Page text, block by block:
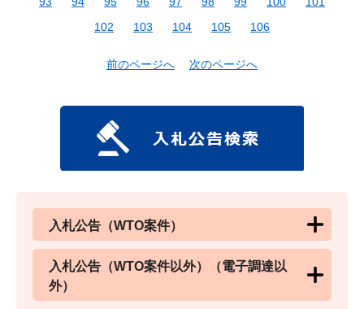
102
103 104 105 106
前のページへ 次のページへ
入札公告（WTO案件）
入札公告（WTO案件以外）（電子調達以
外）